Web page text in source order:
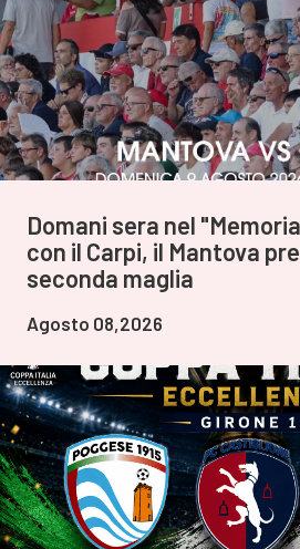
Domani sera nel
con il Carpi, il Mantova
seconda maglia
Agosto 08,2026